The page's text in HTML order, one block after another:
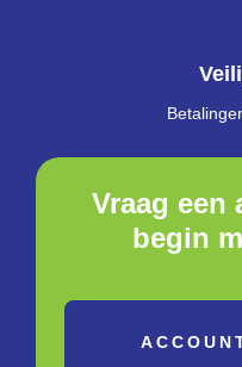
Vraag een
begin